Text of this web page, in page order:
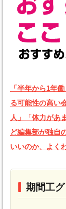
「半年から1年
る可能性の高い
人」「体力があ
ど編集部が独自
いいのか、よく
期間工